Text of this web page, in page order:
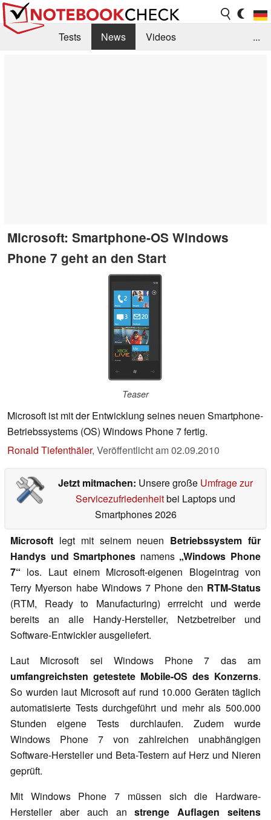
Tests News
Videos
...
Microsoft: Smartphone-OS Windows
Phone 7 geht an den Start
Teaser
Microsoft ist mit der Entwicklung seines neuen Smartphone-
Betriebssystems (OS) Windows Phone 7 fertig.
Ronald Tiefenthäler, Veröffentlicht am02.09.2010
Jetzt mitmachen: Unsere große Umfrage zur
Servicezufriedenheitbei Laptops und
Smartphones 2026
Microsoft legt mit seinem neuen Betriebssystem für
Handys und Smartphones namens„Windows Phone
7“ los. Laut einem Microsoft-eigenen Blogeintrag von
Terry Myerson habe Windows 7 Phone den RTM-Status
(RTM, Ready to Manufacturing) errreicht und werde
bereits an alle Handy-Hersteller, Netzbetreiber und
Software-Entwickler ausgeliefert.
Laut Microsoft sei Windows Phone 7 das am
umfangreichsten getestete Mobile-OS des Konzerns.
So wurden laut Microsoft auf rund 10.000 Geräten täglich
automatisierte Tests durchgeführt und mehr als 500.000
Stunden eigene Tests durchlaufen. Zudem wurde
Windows Phone 7 von zahlreichen unabhängigen
Software-Hersteller und Beta-Testern auf Herz und Nieren
geprüft.
Mit Windows Phone 7 müssen sich die Hardware-
Hersteller aber auch anstrenge Auflagen seitens